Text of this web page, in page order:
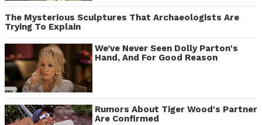
The Mysterious Sculptures That Archaeologists Are
Trying To Explain
We’ve Never Seen Dolly Parton's
Hand, And For Good Reason
Rumors About Tiger Wood's Partner
Are Confirmed